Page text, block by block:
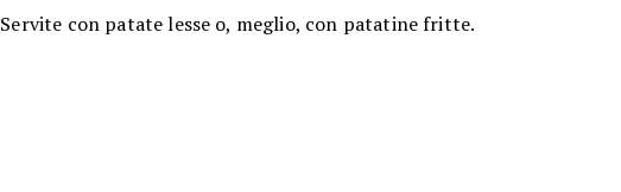
Servite con patate lesse o, meglio, con patatine fritte.